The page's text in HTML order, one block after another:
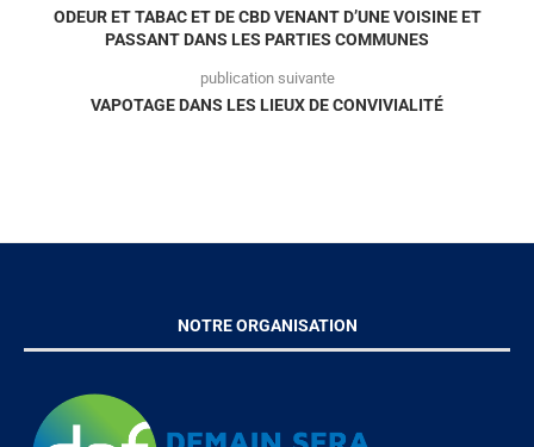
ODEUR ET TABAC ET DE CBD VENANT D’UNE VOISINE ET
PASSANT DANS LES PARTIES COMMUNES
publication suivante
VAPOTAGE DANS LES LIEUX DE CONVIVIALITÉ
NOTRE ORGANISATION